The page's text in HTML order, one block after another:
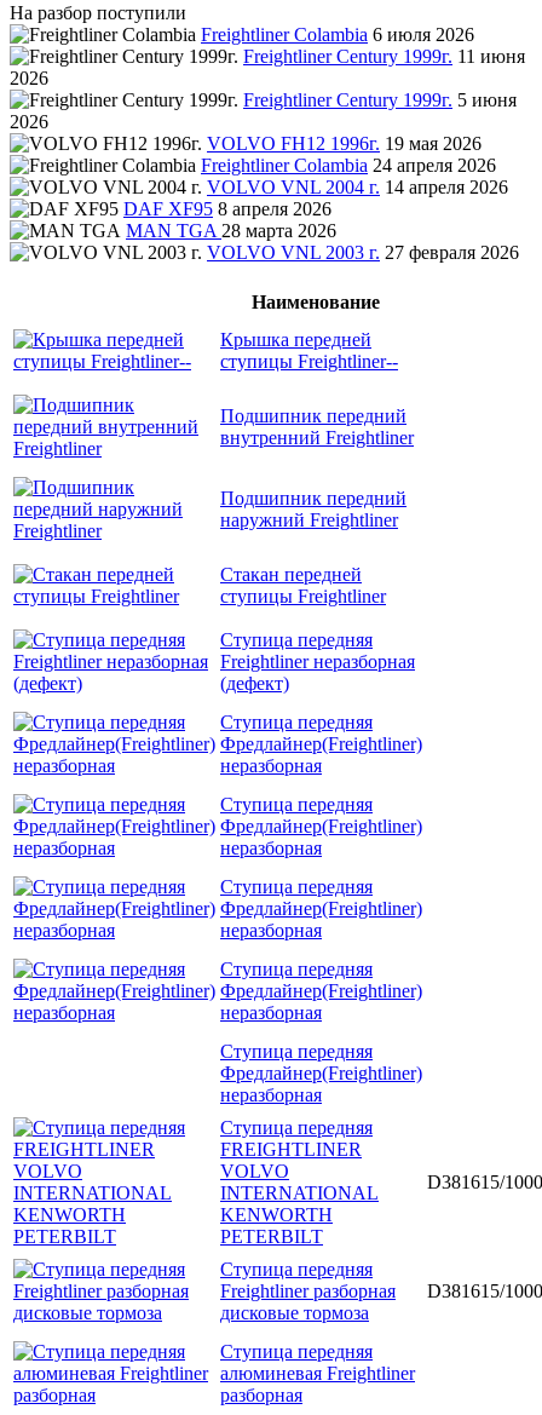
На разбор поступили
Freightliner Colambia 6 июля 2026
Freightliner Century 1999г. 11 июня
2026
Freightliner Century 1999г. 5 июня
2026
VOLVO FH12 1996г. 19 мая 2026
Freightliner Colambia 24 апреля 2026
VOLVO VNL 2004 г. 14 апреля 2026
DAF XF95 8 апреля 2026
MAN TGA 28 марта 2026
VOLVO VNL 2003 г. 27 февраля 2026
Наименование
Крышка передней
ступицы Freightliner--
Подшипник передний
внутренний Freightliner
Подшипник передний
наружний Freightliner
Стакан передней
ступицы Freightliner
Ступица передняя
Freightliner неразборная
(дефект)
Ступица передняя
Фредлайнер(Freightliner)
неразборная
Ступица передняя
Фредлайнер(Freightliner)
неразборная
Ступица передняя
Фредлайнер(Freightliner)
неразборная
Ступица передняя
Фредлайнер(Freightliner)
неразборная
Ступица передняя
Фредлайнер(Freightliner)
неразборная
Ступица передняя
FREIGHTLINER
VOLVO
INTERNATIONAL
KENWORTH
PETERBILT
D381615/
Ступица передняя
Freightliner разборная
дисковые тормоза
D381615/
Ступица передняя
алюминевая Freightliner
разборная